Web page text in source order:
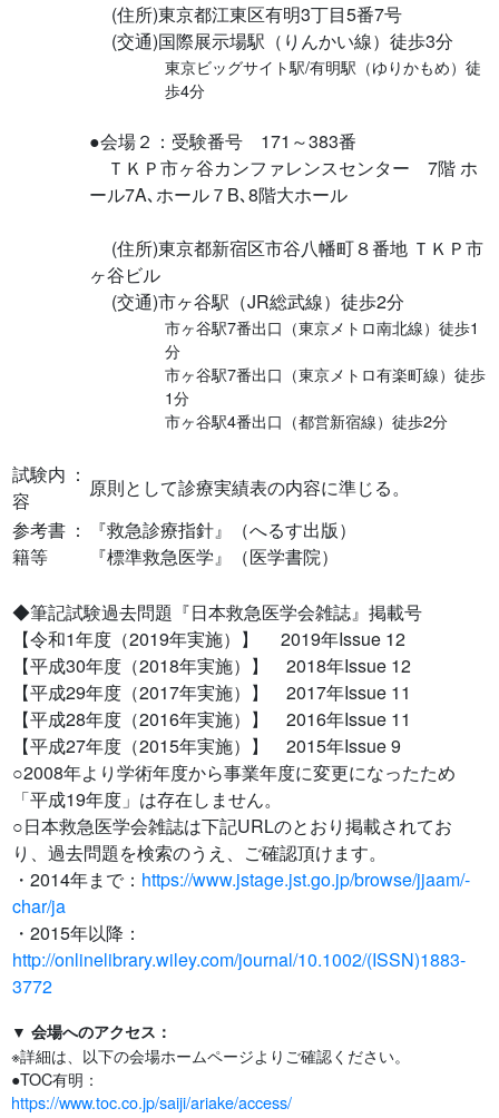
(住所)東京都江東区有明3丁目5番7号
(交通)国際展示場駅（りんかい線）徒歩3分
東京ビッグサイト駅/有明駅（ゆりかもめ）徒
歩4分
●会場２：受験番号 171～383番
ＴＫＰ市ヶ谷カンファレンスセンター 7階 ホ
ール7A､ホール７B､8階大ホール
(住所)東京都新宿区市谷八幡町８番地 ＴＫＰ市
ヶ谷ビル
(交通)市ヶ谷駅（JR総武線）徒歩2分
市ヶ谷駅7番出口（東京メトロ南北線）徒歩1
分
市ヶ谷駅7番出口（東京メトロ有楽町線）徒歩
1分
市ヶ谷駅4番出口（都営新宿線）徒歩2分
試験内
容
：
原則として診療実績表の内容に準じる。
参考書
籍等
：
『救急診療指針』（へるす出版）
『標準救急医学』（医学書院）
◆筆記試験過去問題『日本救急医学会雑誌』掲載号
【令和1年度（2019年実施）】 2019年Issue 12
【平成30年度（2018年実施）】 2018年Issue 12
【平成29年度（2017年実施）】 2017年Issue 11
【平成28年度（2016年実施）】 2016年Issue 11
【平成27年度（2015年実施）】 2015年Issue 9
○2008年より学術年度から事業年度に変更になったため
「平成19年度」は存在しません。
○日本救急医学会雑誌は下記URLのとおり掲載されてお
り、過去問題を検索のうえ、ご確認頂けます。
・2014年まで： https://www.jstage.jst.go.jp/browse/jjaam/-
char/ja
・2015年以降：
http://onlinelibrary.wiley.com/journal/10.1002/(ISSN)1883-
3772
▼ 会場へのアクセス：
※詳細は、以下の会場ホームページよりご確認ください。
●TOC有明：
https://www.toc.co.jp/saiji/ariake/access/